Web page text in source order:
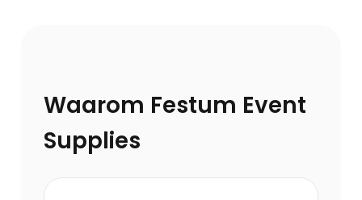
Waarom Festum Event
Supplies